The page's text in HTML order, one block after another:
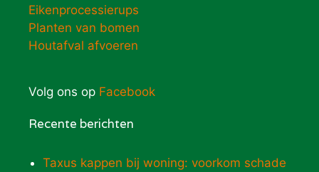
Eikenprocessierups
Planten van bomen
Houtafval afvoeren
Volg ons op Facebook
Recente berichten
Taxus kappen bij woning: voorkom schade